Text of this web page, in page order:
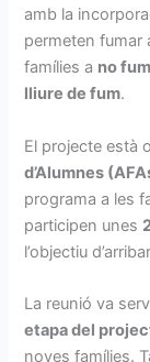
amb la
permeten fumar
famílies a no
lliure de fum.
El projecte està
d’Alumnes
programa a les
participen unes
l’objectiu
La reunió va
etapa del
noves famílies.